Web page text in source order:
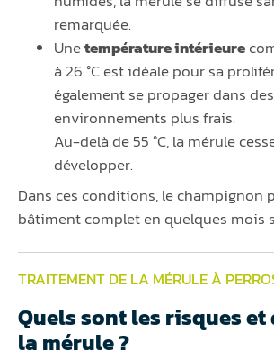
remarquée.
Unetempérature intérieure
à 26 °C est idéale pour sa
également se propager dans des
environnements plus frais.
Au-delà de 55 °C, la mérule
développer.
Dans ces conditions, le champignon
bâtiment complet en quelques mois
TRAITEMENT DE LA MÉRULE À
Quels sont les risques et
la mérule ?